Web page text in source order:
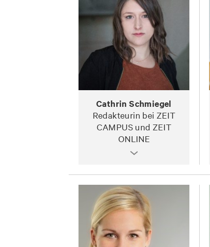
Cathrin Schmiegel
Redakteurin bei ZEIT
CAMPUS und ZEIT
ONLINE